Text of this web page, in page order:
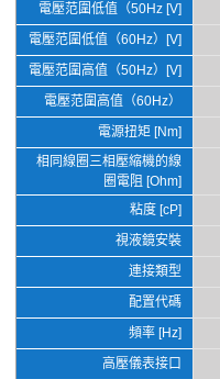
電壓范圍低值（50Hz [V]
電壓范圍低值（60Hz）[V]
電壓范圍高值（50Hz）[V]
電壓范圍高值（60Hz）
電源扭矩 [Nm]
相同線圈三相壓縮機的線
圈電阻 [Ohm]
粘度 [cP]
視液鏡安裝
連接類型
配置代碼
頻率 [Hz]
高壓儀表接口